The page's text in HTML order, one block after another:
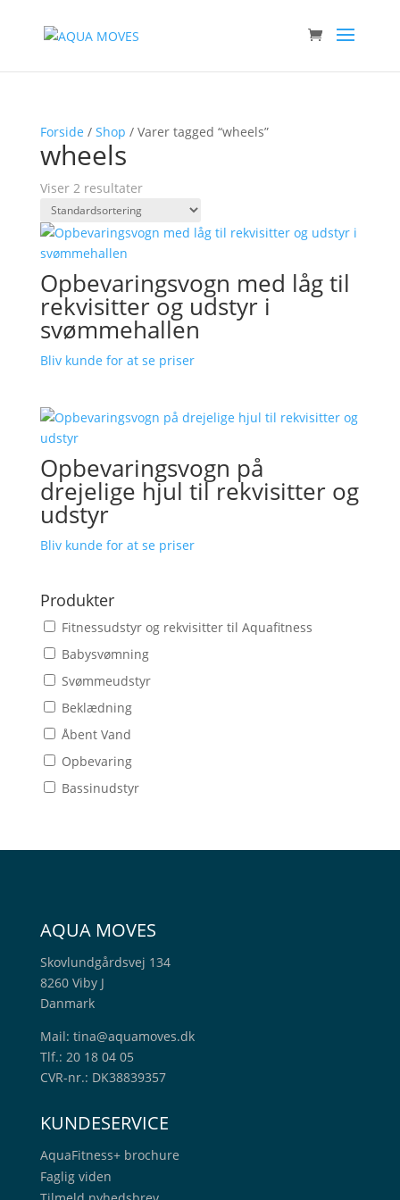
Forside / Shop / Varer tagged “wheels”
wheels
Viser 2 resultater
Opbevaringsvogn med låg til
rekvisitter og udstyr i
svømmehallen
Bliv kunde for at se priser
Opbevaringsvogn på
drejelige hjul til rekvisitter og
udstyr
Bliv kunde for at se priser
Produkter
Fitnessudstyr og rekvisitter til Aquafitness
Babysvømning
Svømmeudstyr
Beklædning
Åbent Vand
Opbevaring
Bassinudstyr
AQUA MOVES
Skovlundgårdsvej 134
8260 Viby J
Danmark
Mail: tina@aquamoves.dk
Tlf.: 20 18 04 05
CVR-nr.: DK38839357
KUNDESERVICE
AquaFitness+ brochure
Faglig viden